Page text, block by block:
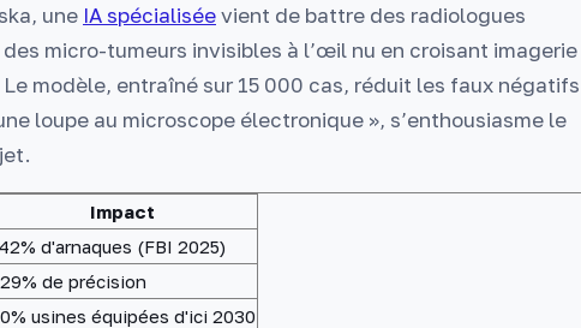
une IA spécialiséevient de battre des radiologues
micro-tumeurs invisibles à l’œil nu en croisant imagerie
modèle, entraîné sur 15 000 cas, réduit les faux négatifs
loupe au microscope électronique », s’enthousiasme le
Impact
d'arnaques (FBI 2025)
de précision
usines équipées d'ici 2030